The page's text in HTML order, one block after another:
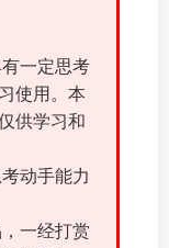
一定思考
使用。本
供学习和
动手能力
一经打赏